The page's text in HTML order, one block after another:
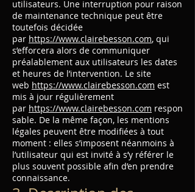
utilisateurs. Une interruption pour raison
de maintenance technique peut être
toutefois décidée
par https://www.clairebesson.com, qui
s’efforcera alors de communiquer
préalablement aux utilisateurs les dates
et heures de l’intervention. Le site
web https://www.clairebesson.com est
mis à jour régulièrement
par https://www.clairebesson.com respon
sable. De la même façon, les mentions
légales peuvent être modifiées à tout
moment : elles s’imposent néanmoins à
l’utilisateur qui est invité à s’y référer le
plus souvent possible afin d’en prendre
connaissance.